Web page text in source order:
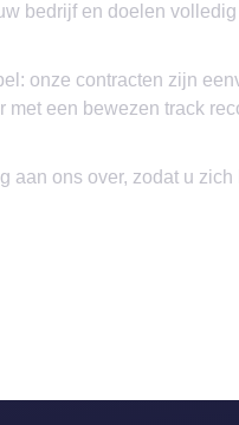
bedrijf en doelen
onze contracten zijn
met een bewezen track
aan ons over, zodat u